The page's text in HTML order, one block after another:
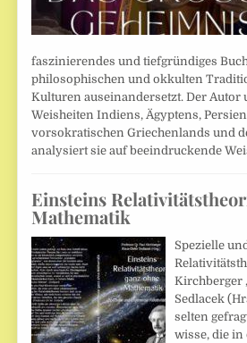
faszinierendes und tiefgründiges
philosophischen und okkulten
Kulturen auseinandersetzt. Der Autor
Weisheiten Indiens, Ägyptens,
vorsokratischen Griechenlands und
analysiert sie auf beeindruckende
Einsteins
Mathematik
Spezielle
Kirchberger
Sedlacek
selten
wisse, die